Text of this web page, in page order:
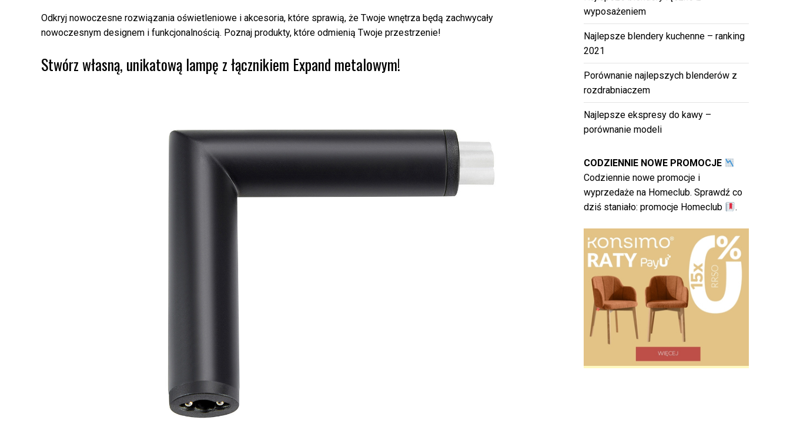
Odkryj nowoczesne rozwiązania oświetleniowe i akcesoria, które sprawią, że Twoje wnętrza będą zachwycały
nowoczesnym designem i funkcjonalnością. Poznaj produkty, które odmienią Twoje przestrzenie!
Stwórz własną, unikatową lampę z łącznikiem Expand metalowym!
wyposażeniem
Najlepsze blendery kuchenne – ranking
2021
Porównanie najlepszych blenderów z
rozdrabniaczem
Najlepsze ekspresy do kawy –
porównanie modeli
CODZIENNIE NOWE PROMOCJE
Codziennie nowe promocje i
wyprzedaże na Homeclub. Sprawdź co
dziś staniało: promocje Homeclub .